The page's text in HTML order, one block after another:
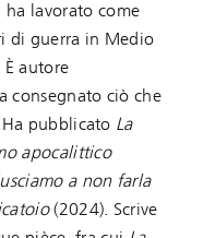
ha lavorato come
di guerra in Medio
autore
consegnato ciò che
pubblicato La
apocalittico
a non farla
(2024). Scrive